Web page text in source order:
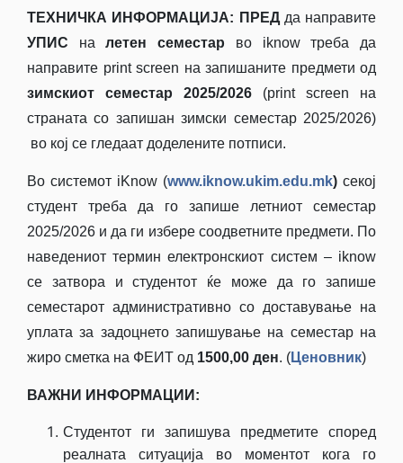
ТЕХНИЧКА ИНФОРМАЦИЈА: ПРЕДда направите
УПИС налетен семестар во iknow треба да
направите print screen на запишаните предмети од
зимскиот семестар 2025/2026 (print screen на
страната со запишан зимски семестар 2025/2026)
во кој се гледаат доделените потписи.
Во системот iKnow (www.iknow.ukim.edu.mk) секој
студент треба да го запише летниот семестар
2025/2026 и да ги избере соодветните предмети. По
наведениот термин електронскиот систем – iknow
се затвора и студентот ќе може да го запише
семестарот административно со доставување на
уплата за задоцнето запишување на семестар на
жиро сметка на ФЕИТ од 1500,00 ден. (Ценовник)
ВАЖНИ ИНФОРМАЦИИ:
Студентот ги запишува предметите според
реалната ситуација во моментот кога го